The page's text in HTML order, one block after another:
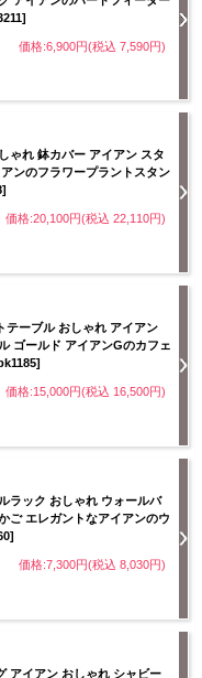
価格:6,900円(税込 7,590円)
ゃれ 鉢カバー アイアン スタ
ンのフラワープラントスタン
価格:20,100円(税込 22,110円)
テーブル おしゃれ アイアン
ゴールド アイアンGのカフェ
価格:15,000円(税込 16,500円)
ラック おしゃれ ウォールバ
ご エレガントなアイアンのウ
価格:7,300円(税込 8,030円)
アイアン おしゃれ シャビー